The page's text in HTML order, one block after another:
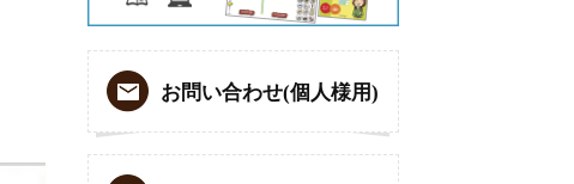
お問い合わせ(個人様用)